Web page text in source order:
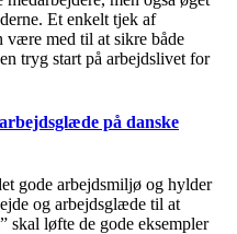
Et enkelt tjek af
med til at sikre både
tryg start på arbejdslivet for
på danske
gode arbejdsmiljø og hylder
og arbejdsglæde til at
skal løfte de gode eksempler